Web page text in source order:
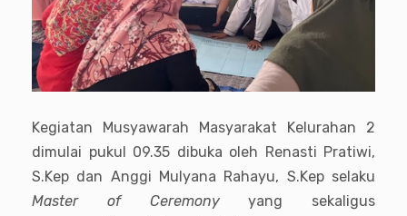
Kegiatan Musyawarah Masyarakat Kelurahan 2
dimulai pukul 09.35 dibuka oleh Renasti Pratiwi,
S.Kep dan Anggi Mulyana Rahayu, S.Kep selaku
Master of Ceremonyyang sekaligus